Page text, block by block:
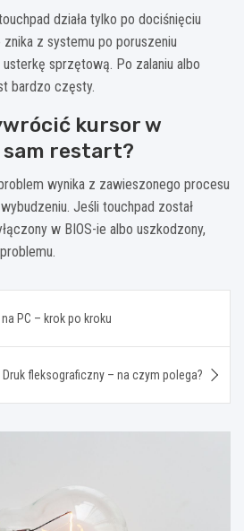
działa tylko po dociśnięciu
z systemu po poruszeniu
sprzętową. Po zalaniu albo
bardzo częsty.
kursor w
restart?
wynika z zawieszonego procesu
Jeśli touchpad został
w BIOS-ie albo uszkodzony,
PC – krok po kroku
Druk fleksograficzny – na czym polega?